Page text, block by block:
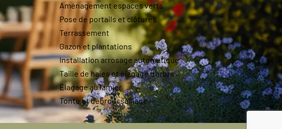
Aménagement espaces verts
Pose de portails et clôtures
Terrassement
Gazon et plantations
Installation arrosage automatique
Taille de haies et élagage d’arbre
Élagage au lamier
Tonte et débroussaillage